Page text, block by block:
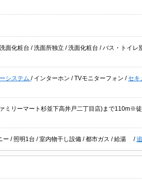
面化粧台 /洗面所独立 /洗面化粧台 /バス・トイレ
システム / インターホン /TVモニターフォン /セキ
ミリーマート杉並下高井戸二丁目店)まで110m※
ー / 照明1台 /室内物干し設備 /都市ガス /給湯 /